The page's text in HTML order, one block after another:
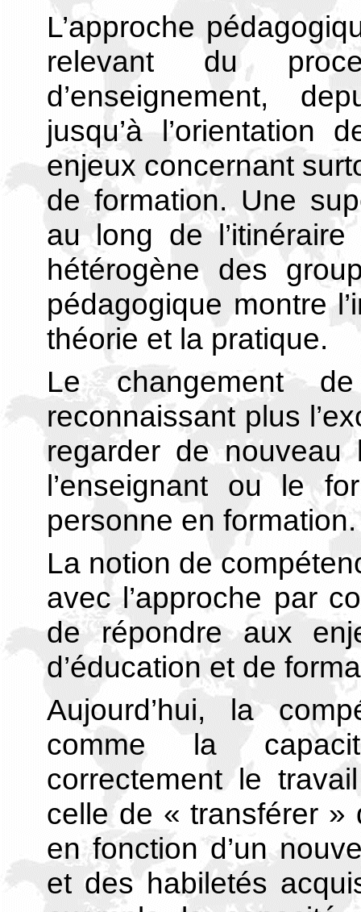
L’approche
relevant du
d’enseignement,
jusqu’à l’orientation
enjeux concernant
de formation. Une
au long de
hétérogène des
pédagogique montre
théorie et la pratique.
Le changement
reconnaissant plus
regarder de
l’enseignant ou le
personne en formation.
La notion de
avec l’approche par
de répondre aux
d’éducation et de
Aujourd’hui, la
comme la
correctement le
celle de « transférer »
en fonction d’un
et des habiletés